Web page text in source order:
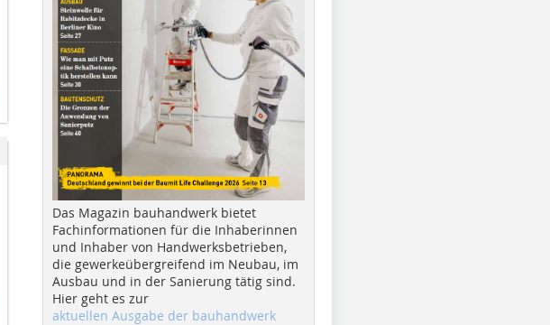
Das Magazin bauhandwerk bietet
Fachinformationen für die Inhaberinnen
und Inhaber von Handwerksbetrieben,
die gewerkeübergreifend im Neubau, im
Ausbau und in der Sanierung tätig sind.
Hier geht es zur
aktuellen Ausgabe der bauhandwerk